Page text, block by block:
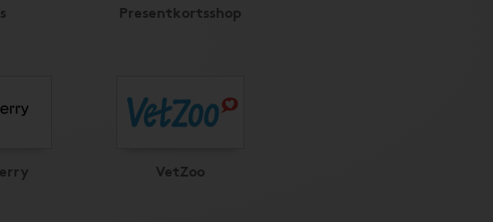
Presentkortsshop
VetZoo